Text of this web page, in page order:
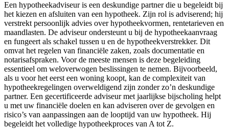
Een hypotheekadviseur is een deskundige partner die u begeleidt bij
het kiezen en afsluiten van een hypotheek. Zijn rol is adviserend; hij
verstrekt persoonlijk advies over hypotheekvormen, rentetarieven en
maandlasten. De adviseur ondersteunt u bij de hypotheekaanvraag
en fungeert als schakel tussen u en de hypotheekverstrekker. Dit
omvat het regelen van financiële zaken, zoals documentatie en
notarisafspraken. Voor de meeste mensen is deze begeleiding
essentieel om weloverwogen beslissingen te nemen. Bijvoorbeeld,
als u voor het eerst een woning koopt, kan de complexiteit van
hypotheekregelingen overweldigend zijn zonder zo’n deskundige
partner. Een gecertificeerde adviseur met jaarlijkse bijscholing helpt
u met uw financiële doelen en kan adviseren over de gevolgen en
risico’s van aanpassingen aan de looptijd van uw hypotheek. Hij
begeleidt het volledige hypotheekproces van A tot Z.